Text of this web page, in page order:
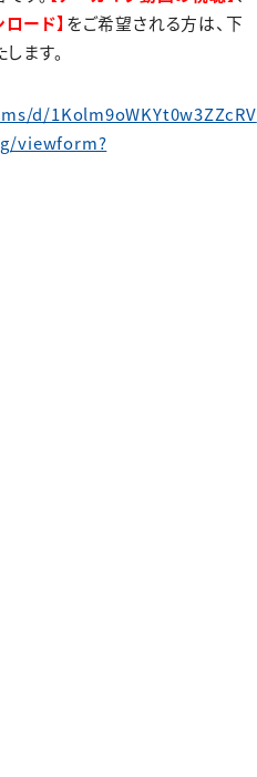
ード】 をご希望される方は、下
ます。
d/1Kolm9oWKYt0w3ZZcRV
viewform?